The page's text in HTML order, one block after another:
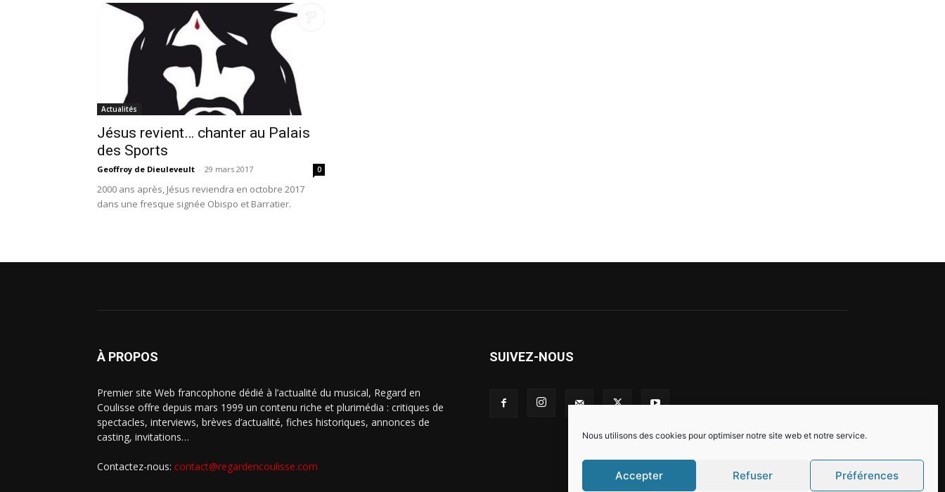
Nous utilisons des cookies pour optimiser notre site web et notre service.
Accepter Refuser Préférences
Actualités
Jésus revient… chanter au Palais
des Sports
Geoffroy de Dieuleveult - 29 mars 2017 0
2000 ans après, Jésus reviendra en octobre 2017
dans une fresque signée Obispo et Barratier.
À PROPOS
Premier site Web francophone dédié à l’actualité du musical, Regard en
Coulisse offre depuis mars 1999 un contenu riche et plurimédia : critiques de
spectacles, interviews, brèves d’actualité, fiches historiques, annonces de
casting, invitations…
Contactez-nous: contact@regardencoulisse.com
SUIVEZ-NOUS